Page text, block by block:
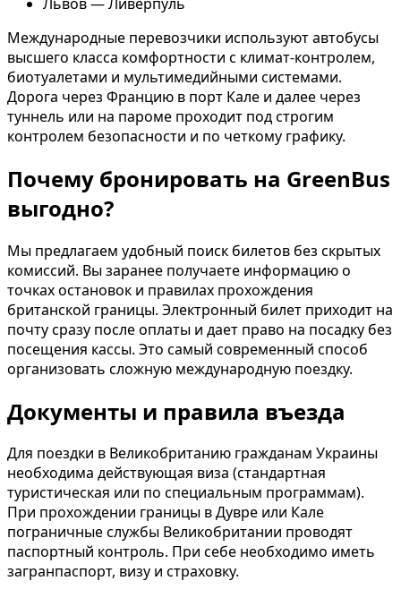
Международные перевозчики используют автобусы
высшего класса комфортности с климат-контролем,
биотуалетами и мультимедийными системами.
Дорога через Францию в порт Кале и далее через
туннель или на пароме проходит под строгим
контролем безопасности и по четкому графику.
Почему бронировать на GreenBus
выгодно?
Мы предлагаем удобный поиск билетов без скрытых
комиссий. Вы заранее получаете информацию о
точках остановок и правилах прохождения
британской границы. Электронный билет приходит на
почту сразу после оплаты и дает право на посадку без
посещения кассы. Это самый современный способ
организовать сложную международную поездку.
Документы и правила въезда
Для поездки в Великобританию гражданам Украины
необходима действующая виза (стандартная
туристическая или по специальным программам).
При прохождении границы в Дувре или Кале
пограничные службы Великобритании проводят
паспортный контроль. При себе необходимо иметь
загранпаспорт, визу и страховку.